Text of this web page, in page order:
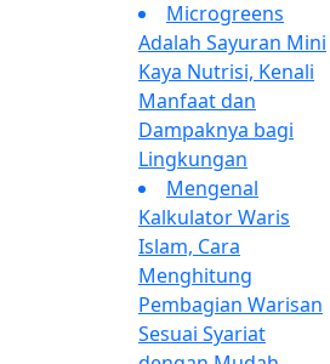
Microgreens
Adalah Sayuran Mini
Kaya Nutrisi, Kenali
Manfaat dan
Dampaknya bagi
Lingkungan
Mengenal
Kalkulator Waris
Islam, Cara
Menghitung
Pembagian Warisan
Sesuai Syariat